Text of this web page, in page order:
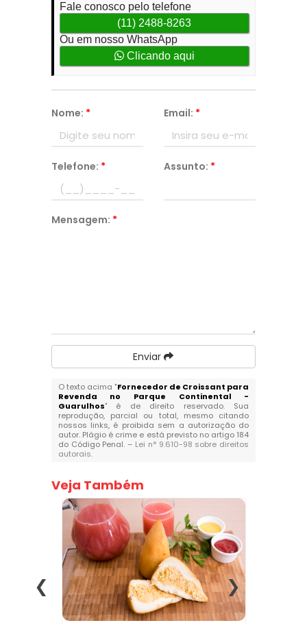
Fale conosco pelo telefone
(11) 2488-8263
Ou em nosso WhatsApp
Clicando aqui
Nome: * Email: *
Telefone: * Assunto: *
Mensagem: *
Enviar
O texto acima "Fornecedor de Croissant para
Revenda no Parque Continental -
Guarulhos" é de direito reservado. Sua
reprodução, parcial ou total, mesmo citando
nossos links, é proibida sem a autorização do
autor. Plágio é crime e está previsto no artigo 184
do Código Penal. – Lei n° 9.610-98 sobre direitos
autorais.
Veja Também